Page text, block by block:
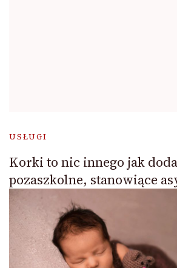
USŁUGI
Korki to nic innego jak
pozaszkolne, stanowiące